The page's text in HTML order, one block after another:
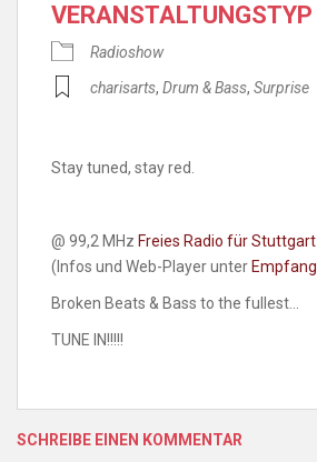
VERANSTALTUNGSTYP
Radioshow
charisarts, Drum & Bass, Surprise
Stay tuned, stay red.
@ 99,2 MHz Freies Radio für Stuttgart
(Infos und Web-Player unter Empfang
Broken Beats & Bass to the fullest…
TUNE IN!!!!!
SCHREIBE EINEN KOMMENTAR